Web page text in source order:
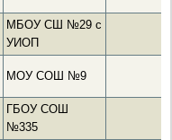
МБОУ СШ №29 с
УИОП
МОУ СОШ №9
ГБОУ СОШ
№335